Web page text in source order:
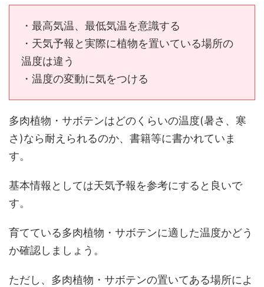
・最高気温、最低気温を意識する
・天気予報と実際に植物を置いている場所の
温度は違う
・温度の変動に気をつける
多肉植物・サボテンはどのくらいの温度(暑さ、寒
さ)なら耐えられるのか、書籍等に書かれていま
す。
基本情報としては天気予報を参考にすると良いで
す。
育てている多肉植物・サボテンに適した温度かどう
か確認しましょう。
ただし、多肉植物・サボテンの置いてある場所によ